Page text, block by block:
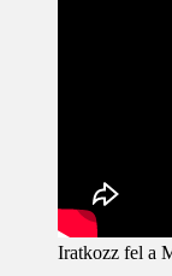
Iratkozz fel a